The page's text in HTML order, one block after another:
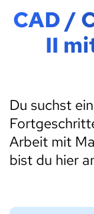
CAD /
II
Du suchst
Arbeit mit
bist du hier